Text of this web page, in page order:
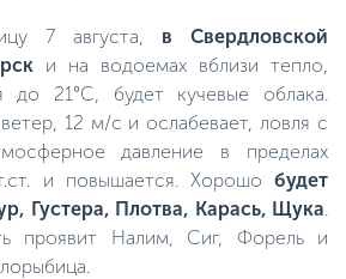
7 августа, в Свердловской
и на водоемах вблизи тепло,
до 21°C, будет кучевые облака.
12 м/с и ослабевает, ловля с
давление в пределах
и повышается. Хорошо будет
Густера, Плотва, Карась, Щука.
проявит Налим, Сиг, Форель и